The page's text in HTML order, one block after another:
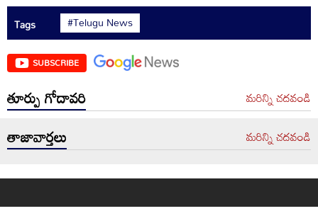
Tags #Telugu News
SUBSCRIBE
తూర్పు గోదావరి మరిన్ని చదవండి
తాజావార్తలు మరిన్ని చదవండి